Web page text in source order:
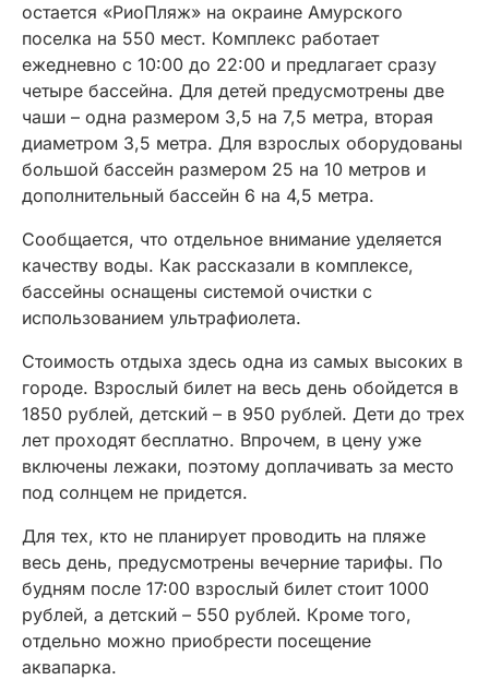
остается «РиоПляж» на окраине Амурского
поселка на 550 мест. Комплекс работает
ежедневно с 10:00 до 22:00 и предлагает сразу
четыре бассейна. Для детей предусмотрены две
чаши – одна размером 3,5 на 7,5 метра, вторая
диаметром 3,5 метра. Для взрослых оборудованы
большой бассейн размером 25 на 10 метров и
дополнительный бассейн 6 на 4,5 метра.
Сообщается, что отдельное внимание уделяется
качеству воды. Как рассказали в комплексе,
бассейны оснащены системой очистки с
использованием ультрафиолета.
Стоимость отдыха здесь одна из самых высоких в
городе. Взрослый билет на весь день обойдется в
1850 рублей, детский – в 950 рублей. Дети до трех
лет проходят бесплатно. Впрочем, в цену уже
включены лежаки, поэтому доплачивать за место
под солнцем не придется.
Для тех, кто не планирует проводить на пляже
весь день, предусмотрены вечерние тарифы. По
будням после 17:00 взрослый билет стоит 1000
рублей, а детский – 550 рублей. Кроме того,
отдельно можно приобрести посещение
аквапарка.